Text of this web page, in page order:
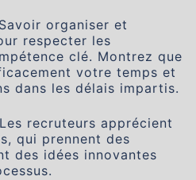
Savoir organiser et
respecter les
clé. Montrez que
votre temps et
dans les délais impartis.
Les recruteurs apprécient
qui prennent des
des idées innovantes